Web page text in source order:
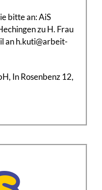
bitte an: AiS
zu H. Frau
an h.kuti@arbeit-
In Rosenbenz 12,